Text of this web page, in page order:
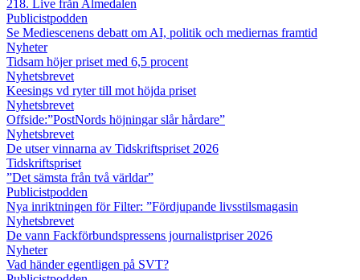
218. Live från Almedalen
Publicistpodden
Se Mediescenens debatt om AI, politik och mediernas framtid
Nyheter
Tidsam höjer priset med 6,5 procent
Nyhetsbrevet
Keesings vd ryter till mot höjda priset
Nyhetsbrevet
Offside:”PostNords höjningar slår hårdare”
Nyhetsbrevet
De utser vinnarna av Tidskriftspriset 2026
Tidskriftspriset
”Det sämsta från två världar”
Publicistpodden
Nya inriktningen för Filter: ”Fördjupande livsstilsmagasin
Nyhetsbrevet
De vann Fackförbundspressens journalistpriser 2026
Nyheter
Vad händer egentligen på SVT?